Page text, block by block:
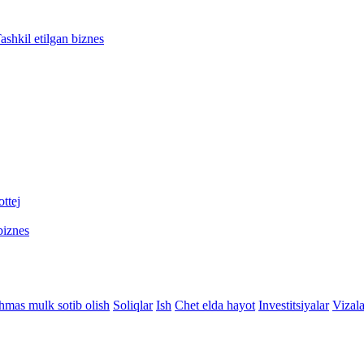
etilgan biznes
mulk sotib olish Soliqlar Ish Chet elda hayot Investitsiyalar